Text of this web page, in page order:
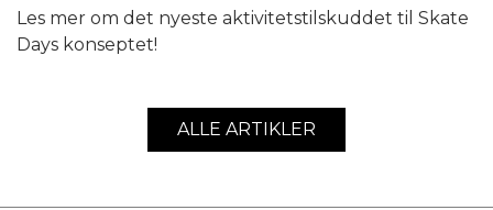
Les mer om det nyeste aktivitetstilskuddet til Skate
Days konseptet!
ALLE ARTIKLER